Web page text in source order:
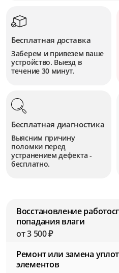
Бесплатная доставка
Заберем и привезем ваше
устройство. Выезд в
течение 30 минут.
Бесплатная диагностика
Выясним причину
поломки перед
устранением дефекта -
бесплатно.
Восстановление
попадания влаги
от 3 500 ₽
Ремонт или замена
элементов